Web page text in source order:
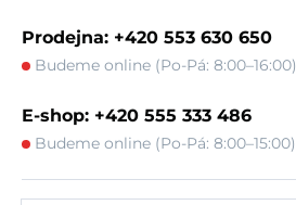
Prodejna: +420 553 630 650
Budeme online (Po-Pá: 8:00–16:00)
E-shop: +420 555 333 486
Budeme online (Po-Pá: 8:00–15:00)